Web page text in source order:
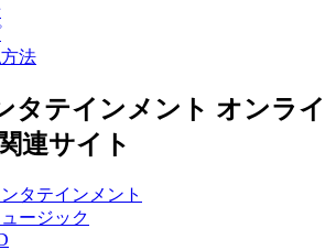
法
タテインメント オンライ
連サイト